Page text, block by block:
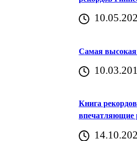
Самая высокая
Книга
впечатляющие